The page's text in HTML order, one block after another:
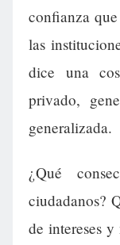
confianza
las
dice una
privado,
generalizada.
¿Qué
ciudadanos?
de intereses